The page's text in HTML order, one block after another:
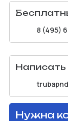
8 (495)
Нужна